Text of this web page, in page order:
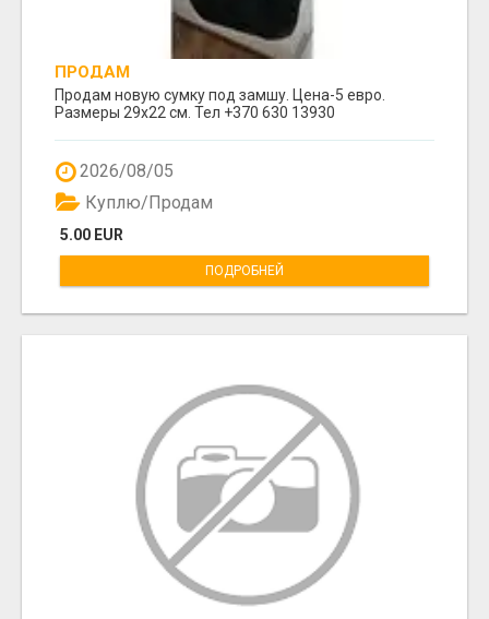
ПРОДАМ
Продам новую сумку под замшу. Цена-5 евро.
Размеры 29х22 см. Тел +370 630 13930
2026/08/05
5.00 EUR
Куплю/Продам
ПОДРОБНЕЙ